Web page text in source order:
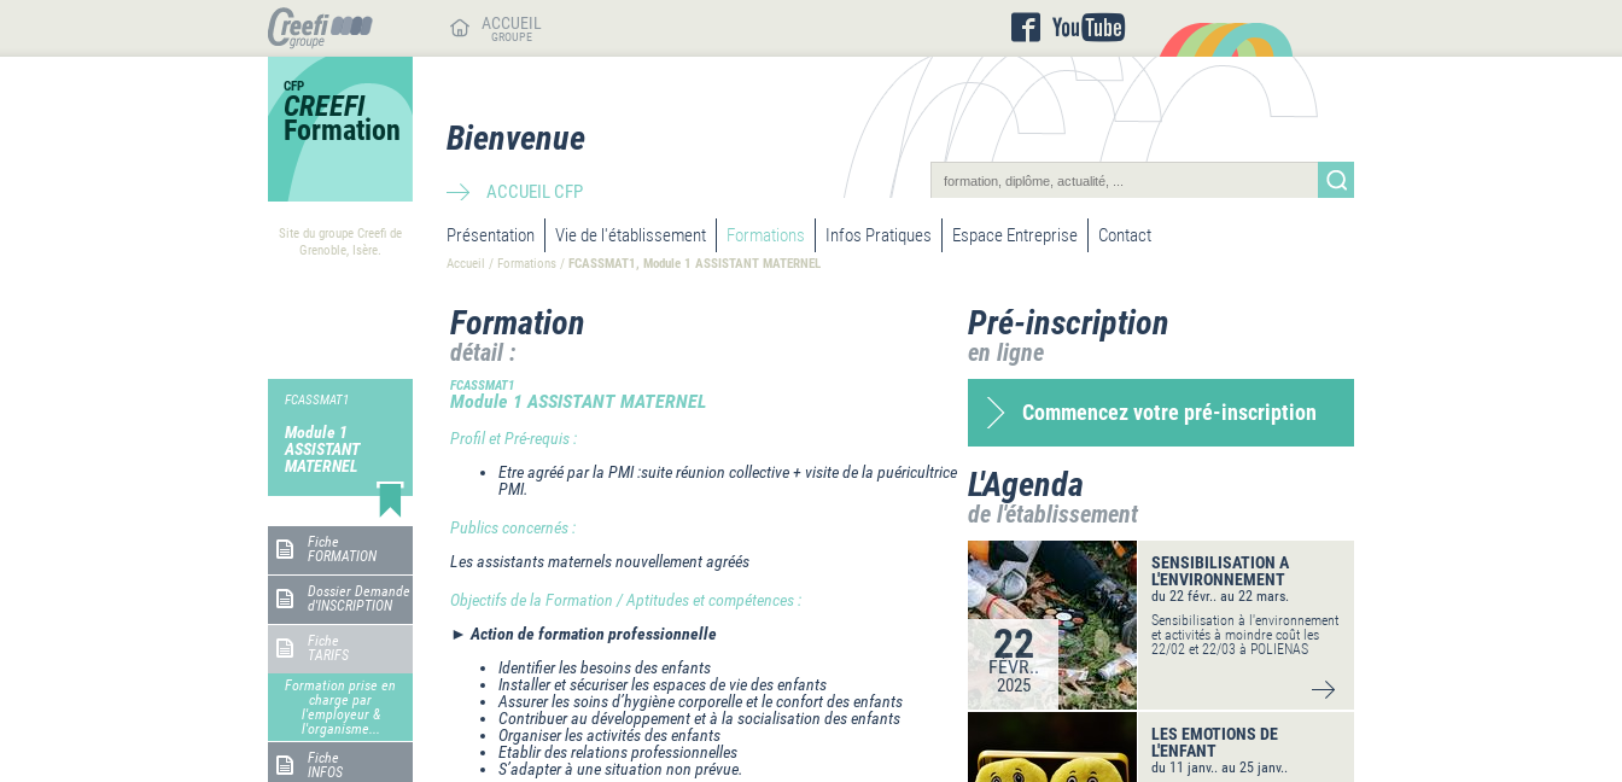
ACCUEIL
GROUPE
CFP
CREEFI
Formation Bienvenue
ACCUEIL CFP
Site du groupe Creefi de
Grenoble, Isère.
Présentation Vie de l'établissement Formations Infos Pratiques Espace Entreprise Contact
Accueil / Formations / FCASSMAT1, Module 1 ASSISTANT MATERNEL
FCASSMAT1
Module 1
ASSISTANT
MATERNEL
Fiche
FORMATION
Dossier Demande
d'INSCRIPTION
Fiche
TARIFS
Formation prise en
charge par
l'employeur &
l'organisme...
Fiche
INFOS
Formation
détail :
FCASSMAT1
Module 1 ASSISTANT MATERNEL
Profil et Pré-requis :
Etre agréé par la PMI :suite réunion collective + visite de la puéricultrice
PMI.
Publics concernés :
Les assistants maternels nouvellement agréés
Objectifs de la Formation / Aptitudes et compétences :
► Action de formation professionnelle
Identifier les besoins des enfants
Installer et sécuriser les espaces de vie des enfants
Assurer les soins d’hygiène corporelle et le confort des enfants
Contribuer au développement et à la socialisation des enfants
Organiser les activités des enfants
Etablir des relations professionnelles
S’adapter à une situation non prévue.
Pré-inscription
en ligne
Commencez votre pré-inscription
L'Agenda
de l'établissement
22
FÉVR..
2025
SENSIBILISATION A
L'ENVIRONNEMENT
du 22 févr.. au 22 mars.
Sensibilisation à l'environnement
et activités à moindre coût les
22/02 et 22/03 à POLIENAS
LES EMOTIONS DE
L'ENFANT
du 11 janv.. au 25 janv..